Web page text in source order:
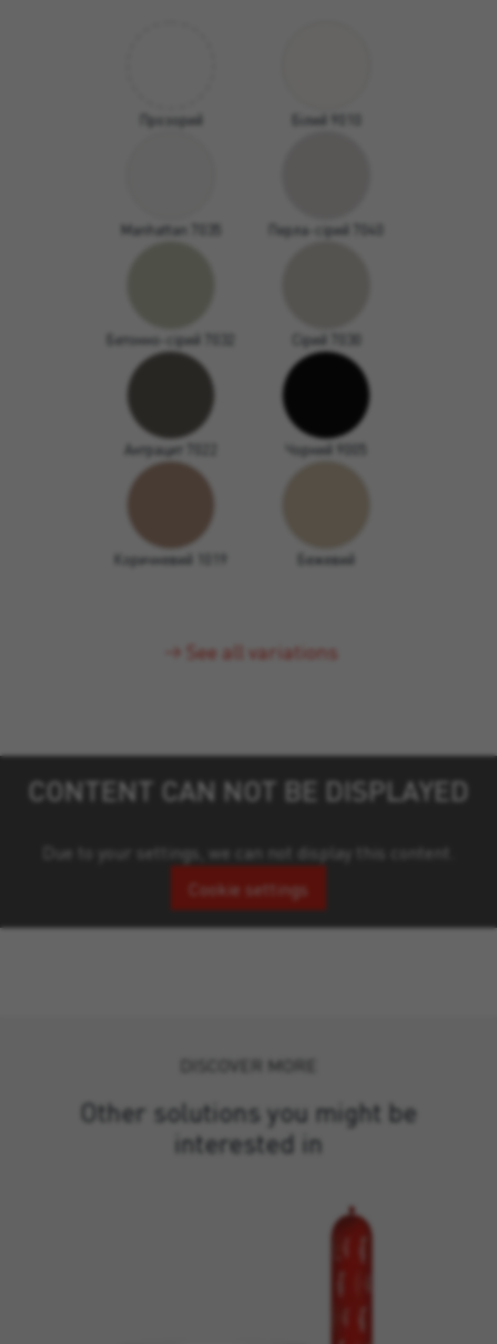
Прозорий Білий 9010
Manhattan 7035 Перла-сірий 7040
Бетонно-сірий 7032 Сірий 7030
Антрацит 7022 Чорний 9005
Коричневий 1019 Бежевий
See all variations
CONTENT CAN NOT BE DISPLAYED
Due to your settings, we can not display this content.
Cookie settings
DISCOVER MORE
Other solutions you might be
interested in